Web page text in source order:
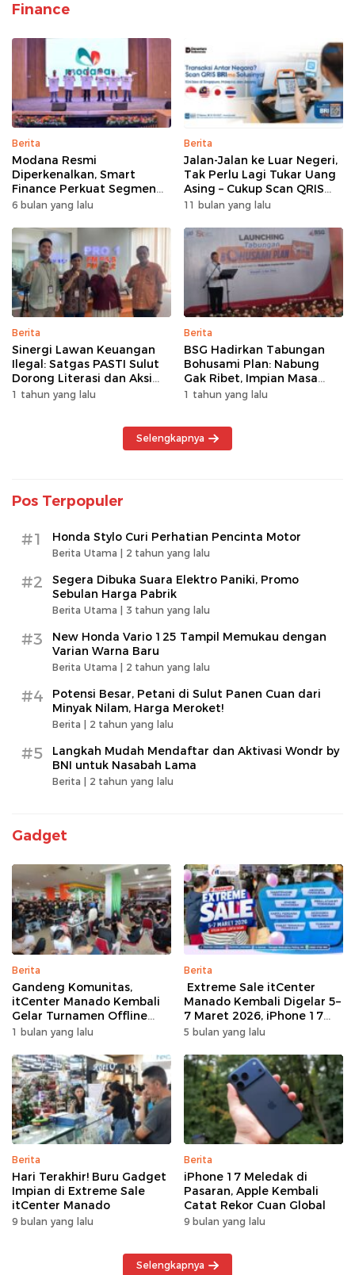
Finance
Berita
Modana Resmi
Diperkenalkan, Smart
Finance Perkuat Segmen
Pembiayaan Multiguna
6 bulan yang lalu
Berita
Jalan-Jalan ke Luar Negeri,
Tak Perlu Lagi Tukar Uang
Asing – Cukup Scan QRIS
Pakai BRImo
11 bulan yang lalu
Berita
Sinergi Lawan Keuangan
Ilegal: Satgas PASTI Sulut
Dorong Literasi dan Aksi
Kolektif Masyarakat
1 tahun yang lalu
Berita
BSG Hadirkan Tabungan
Bohusami Plan: Nabung
Gak Ribet, Impian Masa
Depan Makin Dekat!
1 tahun yang lalu
Selengkapnya
Pos Terpopuler
#1 Honda Stylo Curi Perhatian Pencinta Motor
Berita Utama | 2 tahun yang lalu
#2
Segera Dibuka Suara Elektro Paniki, Promo
Sebulan Harga Pabrik
Berita Utama | 3 tahun yang lalu
#3
New Honda Vario 125 Tampil Memukau dengan
Varian Warna Baru
Berita Utama | 2 tahun yang lalu
#4
Potensi Besar, Petani di Sulut Panen Cuan dari
Minyak Nilam, Harga Meroket!
Berita | 2 tahun yang lalu
#5
Langkah Mudah Mendaftar dan Aktivasi Wondr by
BNI untuk Nasabah Lama
Berita | 2 tahun yang lalu
Gadget
Berita
Gandeng Komunitas,
itCenter Manado Kembali
Gelar Turnamen Offline
Free Fire, 60 Tim Siap
1 bulan yang lalu
Berita
Extreme Sale itCenter
Manado Kembali Digelar 5–
7 Maret 2026, iPhone 17
Pro Max Diskon hingga
5 bulan yang lalu
Berita
Hari Terakhir! Buru Gadget
Impian di Extreme Sale
itCenter Manado
9 bulan yang lalu
Berita
iPhone 17 Meledak di
Pasaran, Apple Kembali
Catat Rekor Cuan Global
9 bulan yang lalu
Selengkapnya